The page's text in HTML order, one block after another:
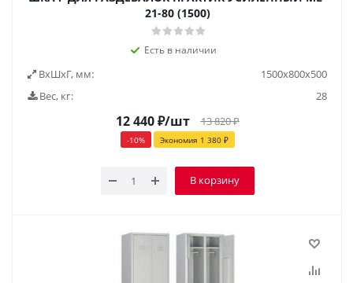
21-80 (1500)
Есть в наличии
ВxШxГ, мм:
1500x800x500
Вес, кг:
28
12 440₽/шт 13 820₽
-10% Экономия 1 380₽
В корзину